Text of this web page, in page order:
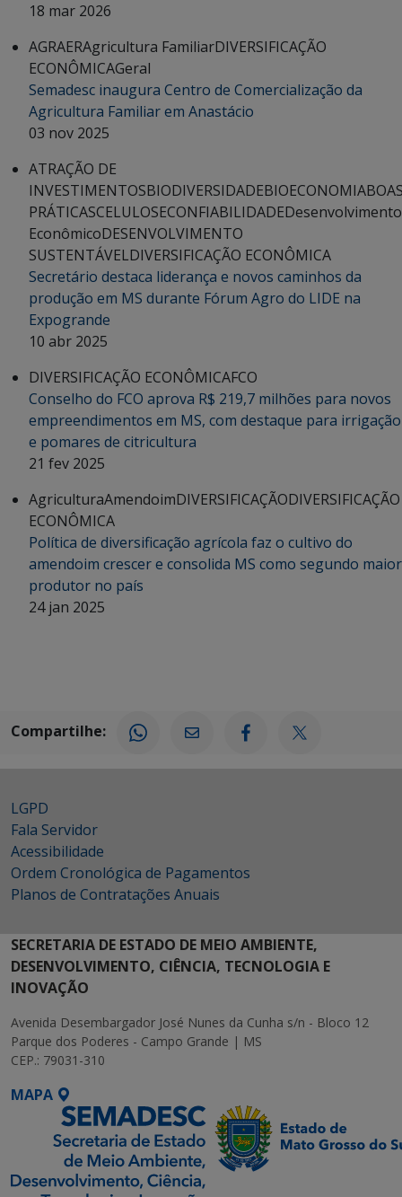
18 mar 2026
AGRAERAgricultura FamiliarDIVERSIFICAÇÃO
ECONÔMICAGeral
Semadesc inaugura Centro de Comercialização da
Agricultura Familiar em Anastácio
03 nov 2025
ATRAÇÃO DE
INVESTIMENTOSBIODIVERSIDADEBIOECONOMIA
PRÁTICASCELULOSECONFIABILIDADEDesenvolvimento
EconômicoDESENVOLVIMENTO
SUSTENTÁVELDIVERSIFICAÇÃO ECONÔMICA
Secretário destaca liderança e novos caminhos da
produção em MS durante Fórum Agro do LIDE na
Expogrande
10 abr 2025
DIVERSIFICAÇÃO ECONÔMICAFCO
Conselho do FCO aprova R$ 219,7 milhões para novos
empreendimentos em MS, com destaque para irrigação
e pomares de citricultura
21 fev 2025
AgriculturaAmendoimDIVERSIFICAÇÃODIVERSIFICAÇÃO
ECONÔMICA
Política de diversificação agrícola faz o cultivo do
amendoim crescer e consolida MS como segundo maior
produtor no país
24 jan 2025
Compartilhe:
LGPD
Fala Servidor
Acessibilidade
Ordem Cronológica de Pagamentos
Planos de Contratações Anuais
SECRETARIA DE ESTADO DE MEIO AMBIENTE,
DESENVOLVIMENTO, CIÊNCIA, TECNOLOGIA E
INOVAÇÃO
Avenida Desembargador José Nunes da Cunha s/n - Bloco 12
Parque dos Poderes - Campo Grande | MS
CEP.: 79031-310
MAPA